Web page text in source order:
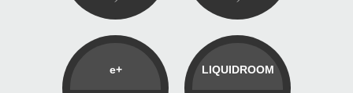
e+ LIQUIDROOM